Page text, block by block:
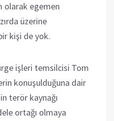
olarak egemen
üzerine
kişi de yok.
işleri temsilcisi Tom
konuşulduğuna dair
terör kaynağı
ortağı olmaya